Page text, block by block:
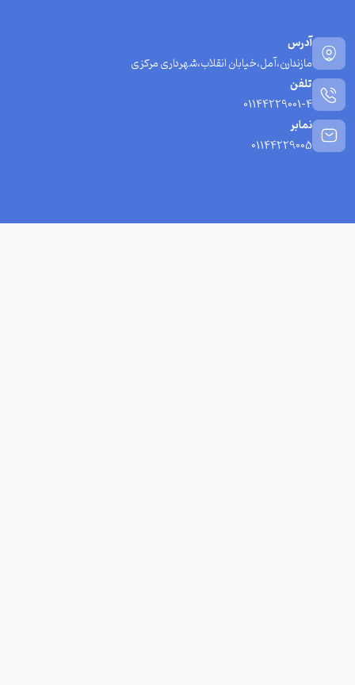
آدرس
مازندارن،آمل،خیابان انقلاب،شهرداری مرکزی
تلفن
01144229001-4
نمابر
01144229005